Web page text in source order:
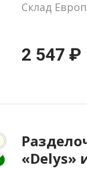
Склад
2 547 ₽
«Delys»